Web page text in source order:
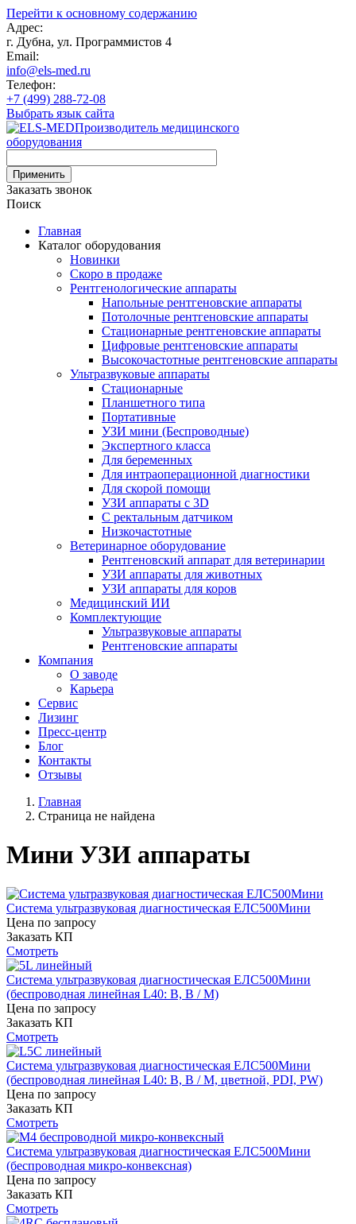
Перейти к основному содержанию
Адрес:
г. Дубна, ул. Программистов 4
Email:
info@els-med.ru
Телефон:
+7 (499) 288-72-08
Выбрать язык сайта
Производитель медицинского
оборудования
Заказать звонок
Поиск
Главная
Каталог оборудования
Новинки
Скоро в продаже
Рентгенологические аппараты
Напольные рентгеновские аппараты
Потолочные рентгеновские аппараты
Стационарные рентгеновские аппараты
Цифровые рентгеновские аппараты
Высокочастотные рентгеновские аппараты
Ультразвуковые аппараты
Стационарные
Планшетного типа
Портативные
УЗИ мини (Беспроводные)
Экспертного класса
Для беременных
Для интраоперационной диагностики
Для скорой помощи
УЗИ аппараты с 3D
С ректальным датчиком
Низкочастотные
Ветеринарное оборудование
Рентгеновский аппарат для ветеринарии
УЗИ аппараты для животных
УЗИ аппараты для коров
Медицинский ИИ
Комплектующие
Ультразвуковые аппараты
Рентгеновские аппараты
Компания
О заводе
Карьера
Сервис
Лизинг
Пресс-центр
Блог
Контакты
Отзывы
Главная
Страница не найдена
Мини УЗИ аппараты
Система ультразвуковая диагностическая ЕЛС500Мини
Цена по запросу
Заказать КП
Смотреть
Система ультразвуковая диагностическая ЕЛС500Мини
(беспроводная линейная L40: B, B / M)
Цена по запросу
Заказать КП
Смотреть
Система ультразвуковая диагностическая ЕЛС500Мини
(беспроводная линейная L40: B, B / M, цветной, PDI, PW)
Цена по запросу
Заказать КП
Смотреть
Система ультразвуковая диагностическая ЕЛС500Мини
(беспроводная микро-конвексная)
Цена по запросу
Заказать КП
Смотреть